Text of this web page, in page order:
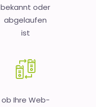
bekannt oder
abgelaufen
ist
ob Ihre Web-